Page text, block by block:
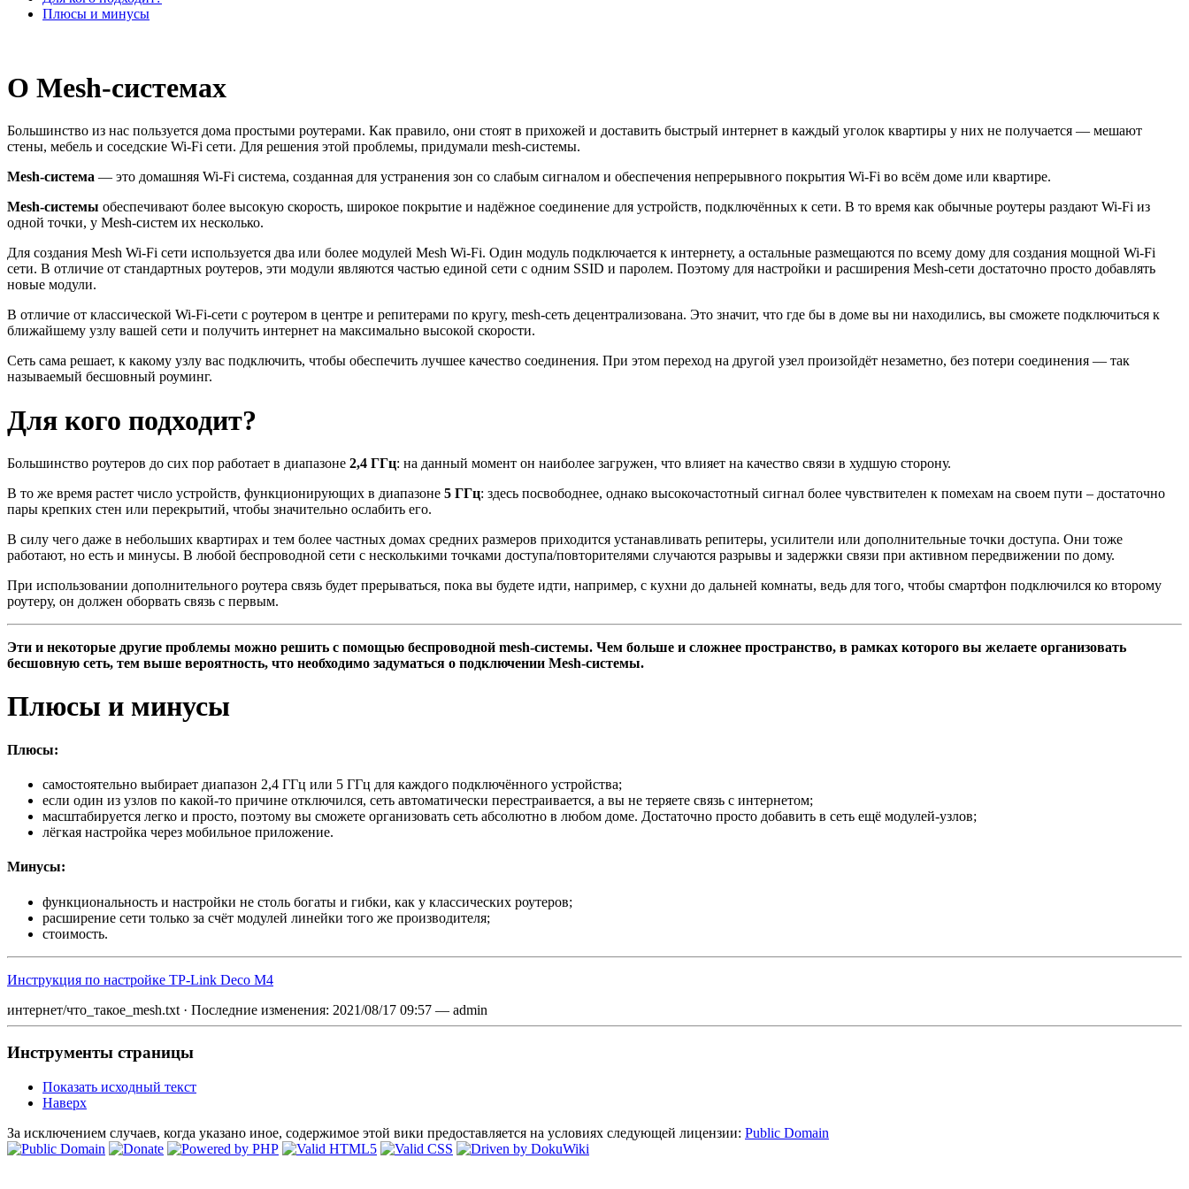
Плюсы и минусы
О Mesh-системах
Большинство из нас пользуется дома простыми роутерами. Как правило, они стоят в прихожей и доставить быстрый интернет в каждый уголок квартиры у них не получается — мешают
стены, мебель и соседские Wi-Fi сети. Для решения этой проблемы, придумали mesh-системы.
Mesh-система — это домашняя Wi-Fi система, созданная для устранения зон со слабым сигналом и обеспечения непрерывного покрытия Wi-Fi во всём доме или квартире.
Mesh-системы обеспечивают более высокую скорость, широкое покрытие и надёжное соединение для устройств, подключённых к сети. В то время как обычные роутеры раздают Wi-Fi из
одной точки, у Mesh-систем их несколько.
Для создания Mesh Wi-Fi сети используется два или более модулей Mesh Wi-Fi. Один модуль подключается к интернету, а остальные размещаются по всему дому для создания мощной Wi-Fi
сети. В отличие от стандартных роутеров, эти модули являются частью единой сети с одним SSID и паролем. Поэтому для настройки и расширения Mesh-сети достаточно просто добавлять
новые модули.
В отличие от классической Wi-Fi-сети с роутером в центре и репитерами по кругу, mesh-сеть децентрализована. Это значит, что где бы в доме вы ни находились, вы сможете подключиться к
ближайшему узлу вашей сети и получить интернет на максимально высокой скорости.
Сеть сама решает, к какому узлу вас подключить, чтобы обеспечить лучшее качество соединения. При этом переход на другой узел произойдёт незаметно, без потери соединения — так
называемый бесшовный роуминг.
Для кого подходит?
Большинство роутеров до сих пор работает в диапазоне 2,4 ГГц: на данный момент он наиболее загружен, что влияет на качество связи в худшую сторону.
В то же время растет число устройств, функционирующих в диапазоне 5 ГГц: здесь посвободнее, однако высокочастотный сигнал более чувствителен к помехам на своем пути – достаточно
пары крепких стен или перекрытий, чтобы значительно ослабить его.
В силу чего даже в небольших квартирах и тем более частных домах средних размеров приходится устанавливать репитеры, усилители или дополнительные точки доступа. Они тоже
работают, но есть и минусы. В любой беспроводной сети с несколькими точками доступа/повторителями случаются разрывы и задержки связи при активном передвижении по дому.
При использовании дополнительного роутера связь будет прерываться, пока вы будете идти, например, с кухни до дальней комнаты, ведь для того, чтобы смартфон подключился ко второму
роутеру, он должен оборвать связь с первым.
Эти и некоторые другие проблемы можно решить с помощью беспроводной mesh-системы. Чем больше и сложнее пространство, в рамках которого вы желаете организовать
бесшовную сеть, тем выше вероятность, что необходимо задуматься о подключении Mesh-системы.
Плюсы и минусы
Плюсы:
самостоятельно выбирает диапазон 2,4 ГГц или 5 ГГц для каждого подключённого устройства;
если один из узлов по какой-то причине отключился, сеть автоматически перестраивается, а вы не теряете связь с интернетом;
масштабируется легко и просто, поэтому вы сможете организовать сеть абсолютно в любом доме. Достаточно просто добавить в сеть ещё модулей-узлов;
лёгкая настройка через мобильное приложение.
Минусы:
функциональность и настройки не столь богаты и гибки, как у классических роутеров;
расширение сети только за счёт модулей линейки того же производителя;
стоимость.
Инструкция по настройке TP-Link Deco M4
интернет/что_такое_mesh.txt · Последние изменения: 2021/08/17 09:57 — admin
Инструменты страницы
Показать исходный текст
Наверх
За исключением случаев, когда указано иное, содержимое этой вики предоставляется на условиях следующей лицензии: Public Domain